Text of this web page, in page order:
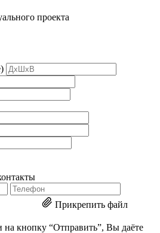
проекта
Прикрепить файл
кнопку “Отправить”, Вы даёте